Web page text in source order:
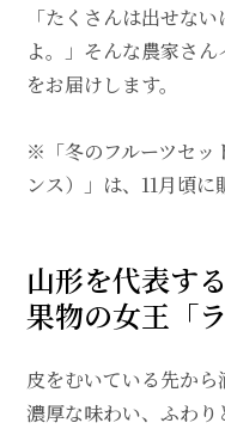
「たくさんは出せな
よ。」そんな農家さ
をお届けします。
※「冬のフルーツセッ
ンス）
」は、11月頃に
山形を代表す
果物の女王「
皮をむいている先か
濃厚な味わい、ふわ